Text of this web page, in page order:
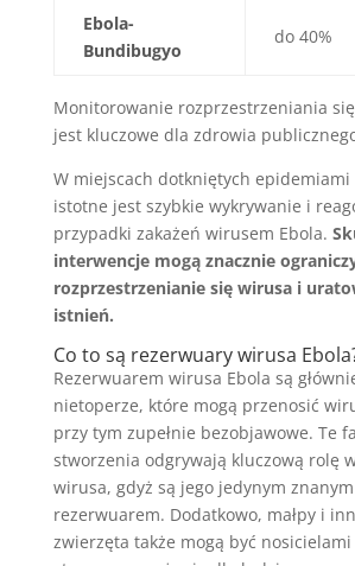
Ebola-
Bundibugyo
do 40%
Monitorowanie rozprzestrzeniania
jest kluczowe dla zdrowia
W miejscach dotkniętych epidemiami
istotne jest szybkie wykrywanie i
przypadki zakażeń wirusem Ebola.
interwencje mogą znacznie
rozprzestrzenianie się wirusa i
istnień.
Co to są rezerwuary wirusa
Rezerwuarem wirusa Ebola są
nietoperze, które mogą przenosić
przy tym zupełnie bezobjawowe. Te
stworzenia odgrywają kluczową rolę
wirusa, gdyż są jego jedynym
rezerwuarem. Dodatkowo, małpy i
zwierzęta także mogą być